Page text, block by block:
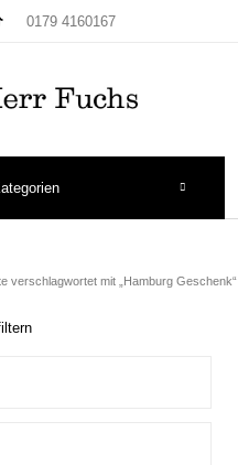
0179 4160167
verschlagwortet mit „Hamburg Geschenk“